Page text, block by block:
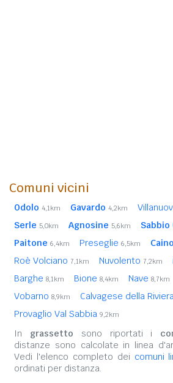
Comuni vicini
Odolo 4,1km Gavardo 4,2km
Serle 5,0km Agnosine 5,6km Sabbio
Paitone 6,4km Preseglie 6,5km Caino
Roè Volciano 7,1km Nuvolento 7,2km
Barghe 8,1km Bione 8,4km Nave 8,7km
Vobarno 8,9km Calvagese della
Provaglio Val Sabbia 9,2km
In grassetto sono riportati i
distanze sono calcolate in linea
Vedi l'elenco completo dei comuni
ordinati per distanza.